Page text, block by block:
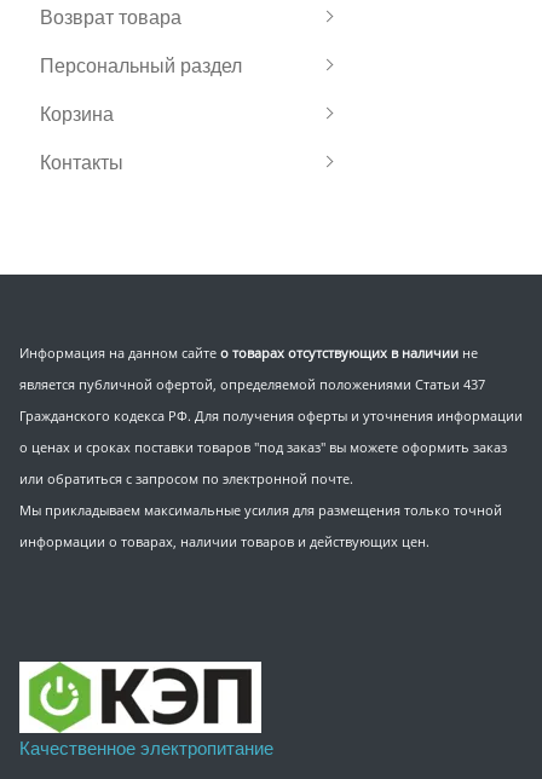
Возврат товара
Персональный раздел
Корзина
Контакты
Информация на данном сайте о товарах отсутствующих в наличии не
является публичной офертой, определяемой положениями Статьи 437
Гражданского кодекса РФ. Для получения оферты и уточнения информации
о ценах и сроках поставки товаров "под заказ" вы можете оформить заказ
или обратиться с запросом по электронной почте.
Мы прикладываем максимальные усилия для размещения только точной
информации о товарах, наличии товаров и действующих цен.
Качественное электропитание